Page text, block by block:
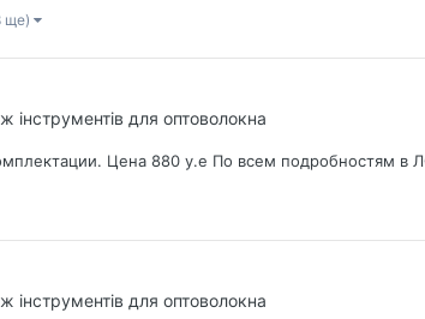
ще)
інструментів для оптоволокна
Цена 880 у.е По всем подробностям в
інструментів для оптоволокна